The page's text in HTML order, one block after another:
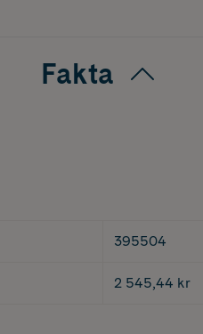
Fakta
395504
2 545,44 kr